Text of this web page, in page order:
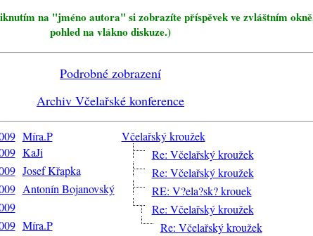
na "jméno autora" si zobrazíte příspěvek ve zvláštním
pohled na vlákno diskuze.)
Podrobné zobrazení
Archiv Včelařské konference
Míra.P
Včelařský kroužek
KaJi
Re: Včelařský kroužek
Josef Křapka
Re: Včelařský kroužek
Antonín Bojanovský
RE: V?ela?sk? krouek
Re: Včelařský kroužek
Míra.P Re: Včelařský kroužek